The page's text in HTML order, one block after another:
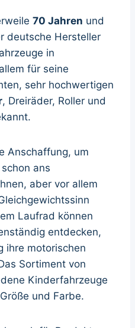
70 Jahren und
deutsche Hersteller
in
für seine
sehr hochwertigen
, Dreiräder, Roller und
Anschaffung, um
schon ans
aber vor allem
Laufrad können
entdecken,
ihre motorischen
Sortiment von
Kinderfahrzeuge
und Farbe.